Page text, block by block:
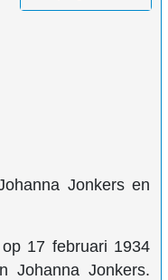
Jonkers en
17 februari 1934
Johanna Jonkers.